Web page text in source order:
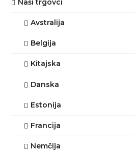
Naši trgovci
Avstralija
Belgija
Kitajska
Danska
Estonija
Francija
Nemčija